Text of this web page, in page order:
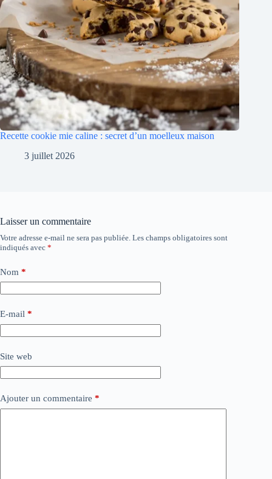
Recette cookie mie caline : secret d’un moelleux maison
3 juillet 2026
Laisser un commentaire
Votre adresse e-mail ne sera pas publiée. Les champs obligatoires sont
indiqués avec *
Nom *
E-mail *
Site web
Ajouter un commentaire *